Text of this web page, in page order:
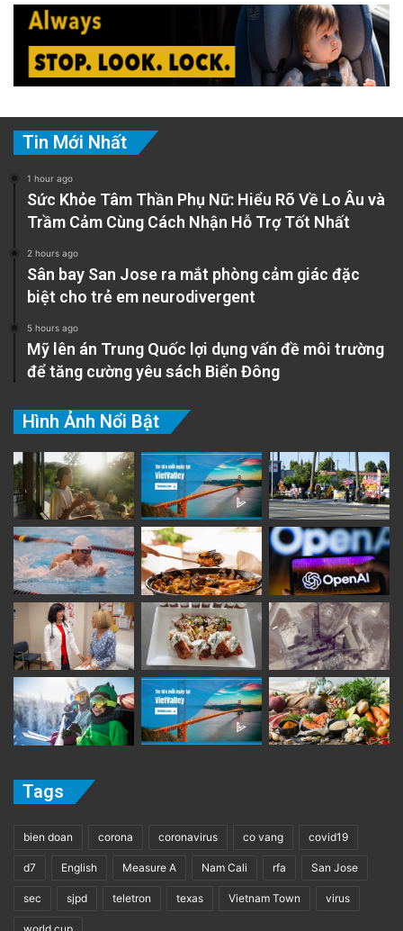
Tin Mới Nhất
1 hour ago
Sức Khỏe Tâm Thần Phụ Nữ: Hiểu Rõ Về Lo Âu và
Trầm Cảm Cùng Cách Nhận Hỗ Trợ Tốt Nhất
2 hours ago
Sân bay San Jose ra mắt phòng cảm giác đặc
biệt cho trẻ em neurodivergent
5 hours ago
Mỹ lên án Trung Quốc lợi dụng vấn đề môi trường
để tăng cường yêu sách Biển Đông
Hình Ảnh Nổi Bật
Tags
bien doan corona coronavirus co vang covid19
d7 English Measure A Nam Cali rfa San Jose
sec sjpd teletron texas Vietnam Town virus